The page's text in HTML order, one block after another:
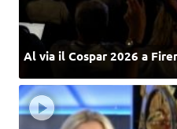
Al via il Cospar 2026 a